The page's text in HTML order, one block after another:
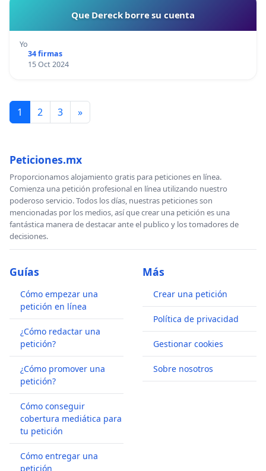
Que Dereck borre su cuenta
Yo
34 firmas
15 Oct 2024
1 2 3 »
Peticiones.mx
Proporcionamos alojamiento gratis para peticiones en línea.
Comienza una petición profesional en línea utilizando nuestro
poderoso servicio. Todos los días, nuestras peticiones son
mencionadas por los medios, así que crear una petición es una
fantástica manera de destacar ante el publico y los tomadores de
decisiones.
Guías
Cómo empezar una
petición en línea
¿Cómo redactar una
petición?
¿Cómo promover una
petición?
Cómo conseguir
cobertura mediática para
tu petición
Cómo entregar una
petición
Más
Crear una petición
Política de privacidad
Gestionar cookies
Sobre nosotros